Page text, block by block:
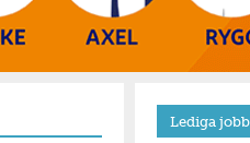
Lediga jobb